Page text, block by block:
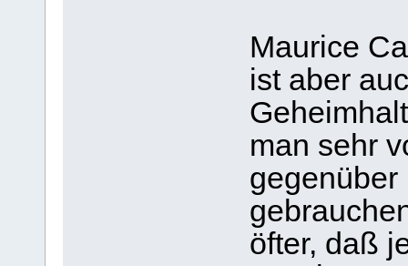
Maurice
ist aber
man sehr
gegenüber
öfter, daß